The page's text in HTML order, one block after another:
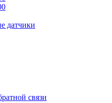
датчики
связи